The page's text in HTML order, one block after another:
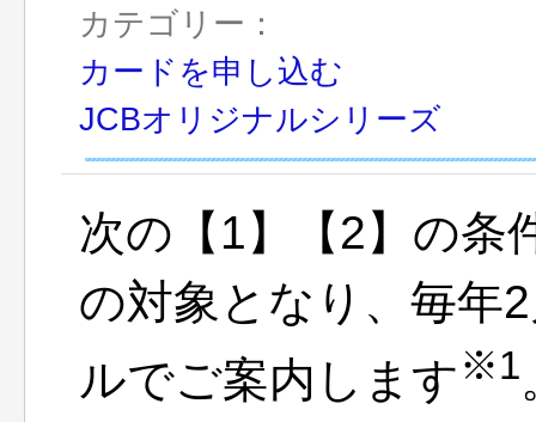
カテゴリー：
カードを申し込む
JCBオリジナルシリーズ
次の【1】【2】の条
の対象となり、毎年
ルでご案内します※1